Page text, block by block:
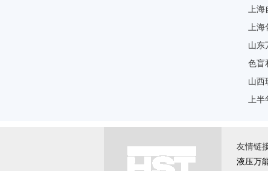
上
上
山东
色盲
山西
上
友情链
液压万